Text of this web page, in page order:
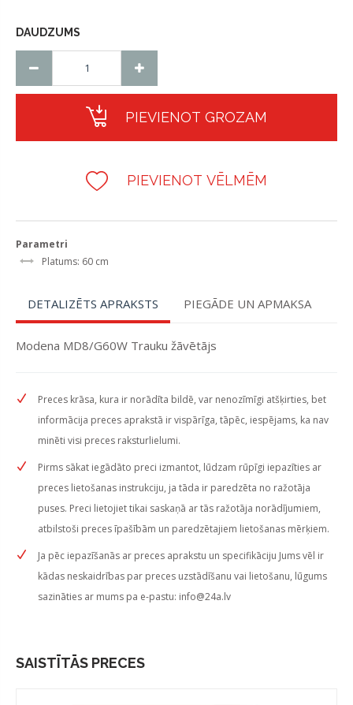
DAUDZUMS
PIEVIENOT GROZAM
PIEVIENOT VĒLMĒM
Parametri
Platums: 60 cm
DETALIZĒTS APRAKSTS PIEGĀDE UN APMAKSA
Modena MD8/G60W Trauku žāvētājs
Preces krāsa, kura ir norādīta bildē, var nenozīmīgi atšķirties, bet
informācija preces aprakstā ir vispārīga, tāpēc, iespējams, ka nav
minēti visi preces raksturlielumi.
Pirms sākat iegādāto preci izmantot, lūdzam rūpīgi iepazīties ar
preces lietošanas instrukciju, ja tāda ir paredzēta no ražotāja
puses. Preci lietojiet tikai saskaņā ar tās ražotāja norādījumiem,
atbilstoši preces īpašībām un paredzētajiem lietošanas mērķiem.
Ja pēc iepazīšanās ar preces aprakstu un specifikāciju Jums vēl ir
kādas neskaidrības par preces uzstādīšanu vai lietošanu, lūgums
sazināties ar mums pa e-pastu: info@24a.lv
SAISTĪTĀS PRECES